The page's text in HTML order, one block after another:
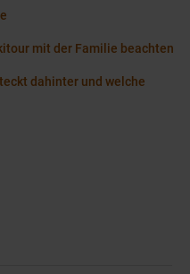
mit der Familie beachten
dahinter und welche